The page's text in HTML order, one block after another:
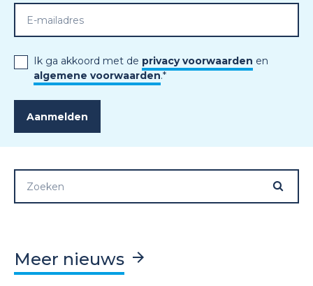
Ik ga akkoord met de privacy voorwaarden en
algemene voorwaarden.*
Meer nieuws